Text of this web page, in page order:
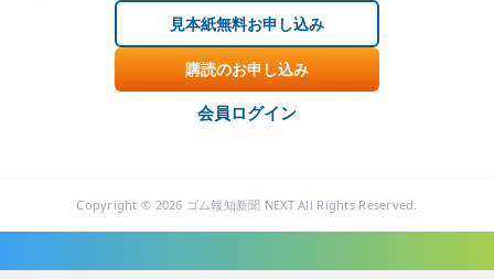
見本紙無料お申し込み
購読のお申し込み
会員ログイン
Copyright © 2026 ゴム報知新聞 NEXT All Rights Reserved.